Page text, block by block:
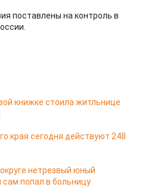
поставлены на контроль в
книжке стоила житльнице
края сегодня действуют 248
нетрезвый юный
попал в больницу